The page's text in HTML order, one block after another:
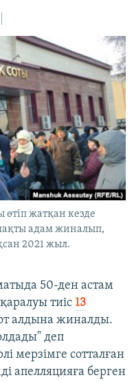
өтіп жатқан кезде
адам жиналып,
2021 жыл.
50-ден астам
тиіс 13
алдына жиналды.
деп
мерзімге сотталған
апелляцияға берген